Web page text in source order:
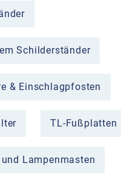
Schilderständer
& Einschlagpfosten
TL-Fußplatten
Lampenmasten